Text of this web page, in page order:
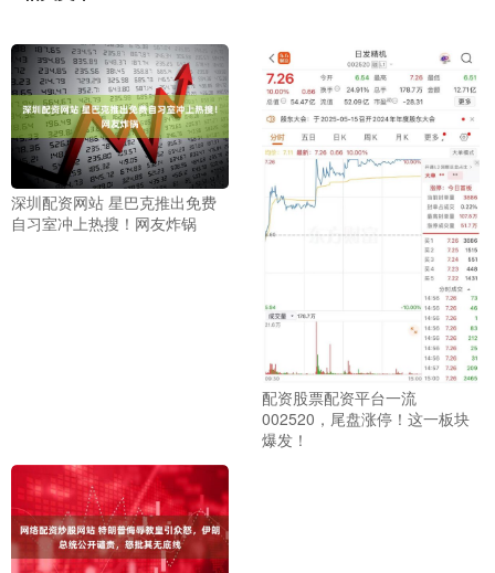
深圳配资网站 星巴克推出免费
自习室冲上热搜！网友炸锅
配资股票配资平台一流
002520，尾盘涨停！这一板块
爆发！